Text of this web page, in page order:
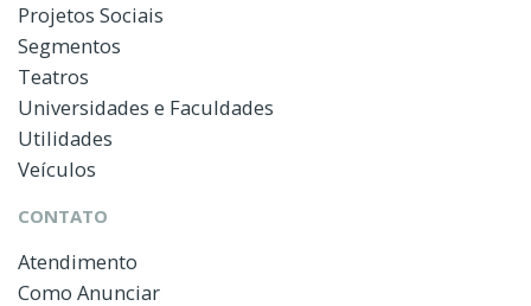
Projetos Sociais
Segmentos
Teatros
Universidades e Faculdades
Utilidades
Veículos
CONTATO
Atendimento
Como Anunciar